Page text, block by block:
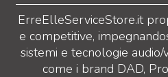
ErreElleServiceStore.it
e competitive,
sistemi e tecnologie
come i brand DAD,